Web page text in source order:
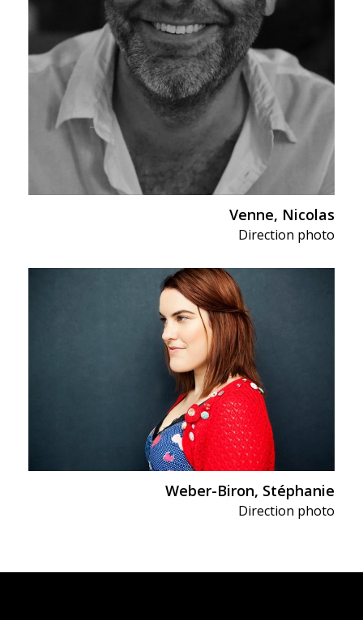
Venne, Nicolas
Direction photo
Weber-Biron, Stéphanie
Direction photo